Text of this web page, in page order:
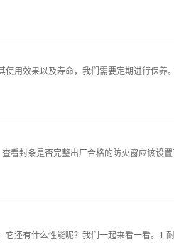
用效果以及寿命，我们需要定期进行保养
封条是否完整出厂合格的防火窗应该设
还有什么性能呢？我们一起来看一看。1.